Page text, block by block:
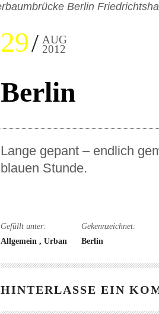
29 AUG
2012
Berlin
Lange gepant – endlich
blauen Stunde.
Gefüllt unter:
Allgemein
Urban
Gekennzeichnet:
Berlin
HINTERLASSE EIN